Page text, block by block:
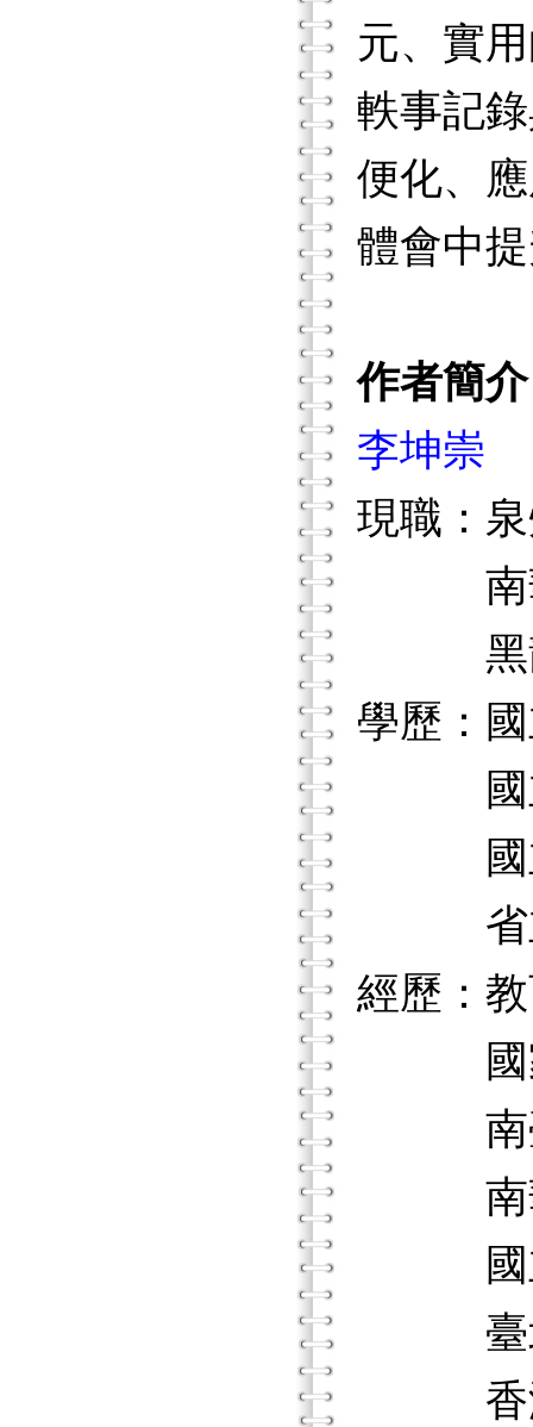
元、實
軼事記
便化、
體會中
作者簡介
李坤崇
現職：
南華
黑龍
學歷：
國立
國立
省立
經歷：
國家
南臺
南華
國立
臺北
香港